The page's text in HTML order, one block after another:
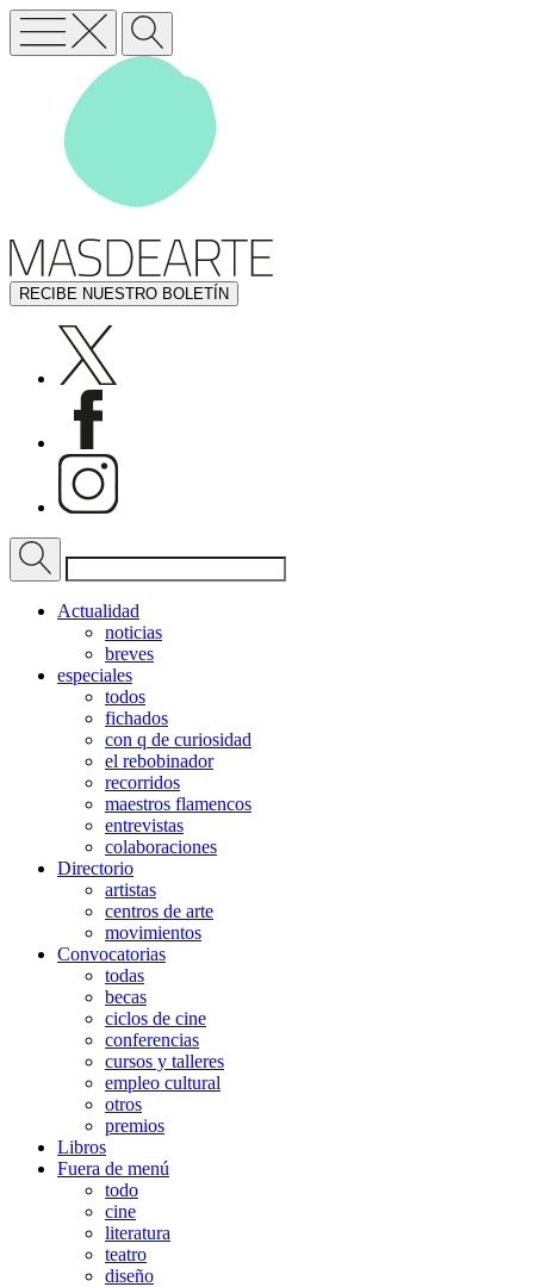
RECIBE NUESTRO BOLETÍN
Actualidad
noticias
breves
especiales
todos
fichados
con q de curiosidad
el rebobinador
recorridos
maestros flamencos
entrevistas
colaboraciones
Directorio
artistas
centros de arte
movimientos
Convocatorias
todas
becas
ciclos de cine
conferencias
cursos y talleres
empleo cultural
otros
premios
Libros
Fuera de menú
todo
cine
literatura
teatro
diseño